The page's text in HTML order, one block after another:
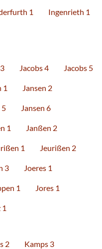
1 Ingenrieth 1
Jacobs 4 Jacobs 5
1 Jansen 2
5 Jansen 6
1 Janßen 2
1 Jeurißen 2
3 Joeres 1
1 Jores 1
2 Kamps 3